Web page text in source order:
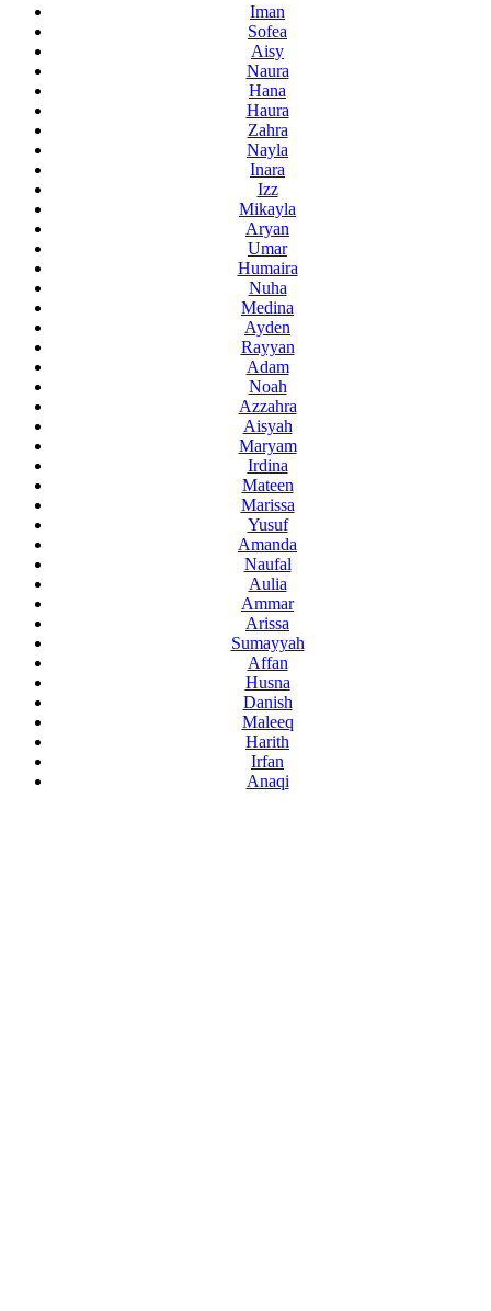
Iman
Sofea
Aisy
Naura
Hana
Haura
Zahra
Nayla
Inara
Izz
Mikayla
Aryan
Umar
Humaira
Nuha
Medina
Ayden
Rayyan
Adam
Noah
Azzahra
Aisyah
Maryam
Irdina
Mateen
Marissa
Yusuf
Amanda
Naufal
Aulia
Ammar
Arissa
Sumayyah
Affan
Husna
Danish
Maleeq
Harith
Irfan
Anaqi